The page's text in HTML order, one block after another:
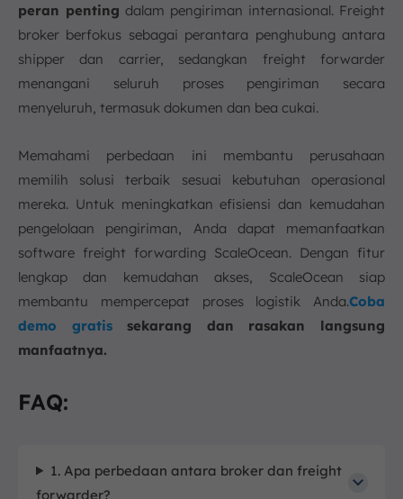
peran penting dalam pengiriman internasional. Freight
broker berfokus sebagai perantara penghubung antara
shipper dan carrier, sedangkan freight forwarder
menangani seluruh proses pengiriman secara
menyeluruh, termasuk dokumen dan bea cukai.
Memahami perbedaan ini membantu perusahaan
memilih solusi terbaik sesuai kebutuhan operasional
mereka. Untuk meningkatkan efisiensi dan kemudahan
pengelolaan pengiriman, Anda dapat memanfaatkan
software freight forwarding ScaleOcean. Dengan fitur
lengkap dan kemudahan akses, ScaleOcean siap
membantu mempercepat proses logistik Anda.Coba
demo gratissekarang dan rasakan langsung
manfaatnya.
FAQ:
1. Apa perbedaan antara broker dan freight
forwarder?